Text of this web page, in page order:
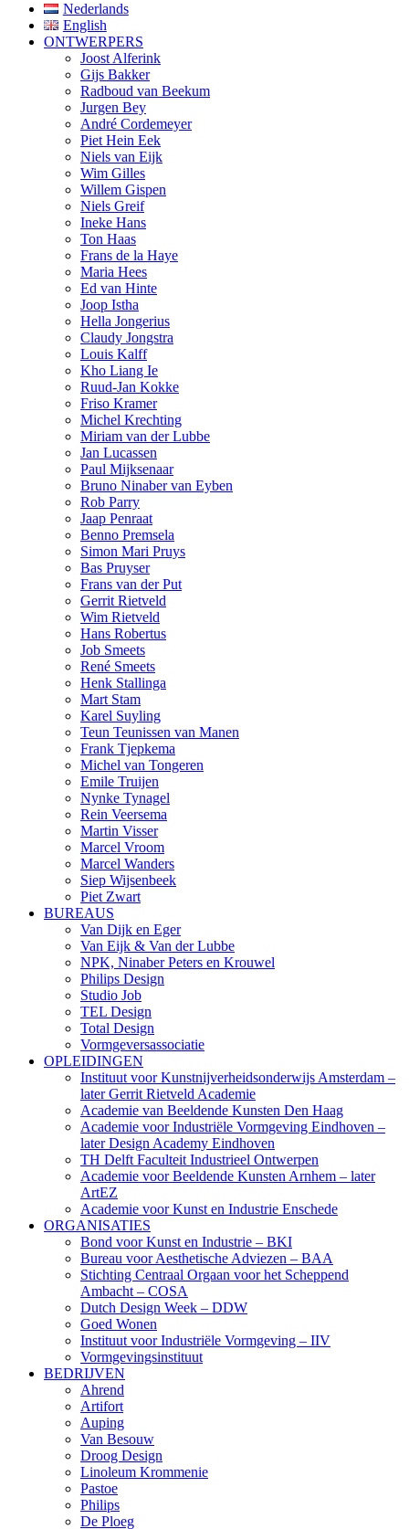
Nederlands
English
ONTWERPERS
Joost Alferink
Gijs Bakker
Radboud van Beekum
Jurgen Bey
André Cordemeyer
Piet Hein Eek
Niels van Eijk
Wim Gilles
Willem Gispen
Niels Greif
Ineke Hans
Ton Haas
Frans de la Haye
Maria Hees
Ed van Hinte
Joop Istha
Hella Jongerius
Claudy Jongstra
Louis Kalff
Kho Liang Ie
Ruud-Jan Kokke
Friso Kramer
Michel Krechting
Miriam van der Lubbe
Jan Lucassen
Paul Mijksenaar
Bruno Ninaber van Eyben
Rob Parry
Jaap Penraat
Benno Premsela
Simon Mari Pruys
Bas Pruyser
Frans van der Put
Gerrit Rietveld
Wim Rietveld
Hans Robertus
Job Smeets
René Smeets
Henk Stallinga
Mart Stam
Karel Suyling
Teun Teunissen van Manen
Frank Tjepkema
Michel van Tongeren
Emile Truijen
Nynke Tynagel
Rein Veersema
Martin Visser
Marcel Vroom
Marcel Wanders
Siep Wijsenbeek
Piet Zwart
BUREAUS
Van Dijk en Eger
Van Eijk & Van der Lubbe
NPK, Ninaber Peters en Krouwel
Philips Design
Studio Job
TEL Design
Total Design
Vormgeversassociatie
OPLEIDINGEN
Instituut voor Kunstnijverheidsonderwijs Amsterdam –
later Gerrit Rietveld Academie
Academie van Beeldende Kunsten Den Haag
Academie voor Industriële Vormgeving Eindhoven –
later Design Academy Eindhoven
TH Delft Faculteit Industrieel Ontwerpen
Academie voor Beeldende Kunsten Arnhem – later
ArtEZ
Academie voor Kunst en Industrie Enschede
ORGANISATIES
Bond voor Kunst en Industrie – BKI
Bureau voor Aesthetische Adviezen – BAA
Stichting Centraal Orgaan voor het Scheppend
Ambacht – COSA
Dutch Design Week – DDW
Goed Wonen
Instituut voor Industriële Vormgeving – IIV
Vormgevingsinstituut
BEDRIJVEN
Ahrend
Artifort
Auping
Van Besouw
Droog Design
Linoleum Krommenie
Pastoe
Philips
De Ploeg